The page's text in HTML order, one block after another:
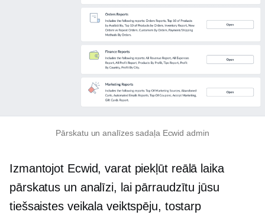
Pārskatu un analīzes sadaļa Ecwid admin
Izmantojot Ecwid, varat piekļūt reālā laika
pārskatus un analīzi, lai pārraudzītu jūsu
tiešsaistes veikala veiktspēju, tostarp